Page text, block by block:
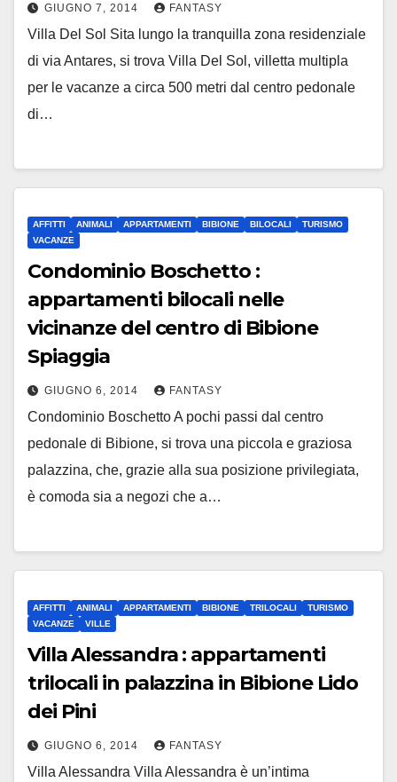
GIUGNO 7, 2014 FANTASY
Villa Del Sol Sita lungo la tranquilla zona residenziale
di via Antares, si trova Villa Del Sol, villetta multipla
per le vacanze a circa 500 metri dal centro pedonale
di…
AFFITTI ANIMALI APPARTAMENTI BIBIONE BILOCALI
TURISMO
VACANZE
Condominio Boschetto :
appartamenti bilocali nelle
vicinanze del centro di Bibione
Spiaggia
GIUGNO 6, 2014 FANTASY
Condominio Boschetto A pochi passi dal centro
pedonale di Bibione, si trova una piccola e graziosa
palazzina, che, grazie alla sua posizione privilegiata,
è comoda sia a negozi che a…
AFFITTI ANIMALI APPARTAMENTI BIBIONE TRILOCALI
TURISMO
VACANZE
VILLE
Villa Alessandra : appartamenti
trilocali in palazzina in Bibione Lido
dei Pini
GIUGNO 6, 2014 FANTASY
Villa Alessandra Villa Alessandra è un’intima